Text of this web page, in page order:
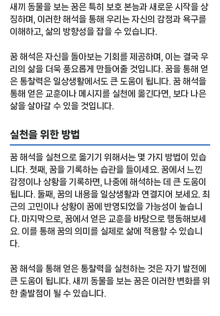
새끼 동물을 보는 꿈은 특히 보호 본능과 새로운 시작을 상
징하며, 이러한 해석을 통해 우리는 자신의 감정과 욕구를
이해하고, 삶의 방향성을 잡을 수 있습니다.
꿈 해석은 자신을 돌아보는 기회를 제공하며, 이는 결국 우
리의 삶을 더욱 풍요롭게 만들어줄 것입니다. 꿈을 통해 얻
은 통찰력은 일상생활에서도 큰 도움이 됩니다. 꿈 해석을
통해 얻은 교훈이나 메시지를 실천에 옮긴다면, 보다 나은
삶을 살아갈 수 있을 것입니다.
실천을 위한 방법
꿈 해석을 실천으로 옮기기 위해서는 몇 가지 방법이 있습
니다. 첫째, 꿈을 기록하는 습관을 들이세요. 꿈에서 느낀
감정이나 상황을 기록하면, 나중에 해석하는 데 큰 도움이
됩니다. 둘째, 꿈의 내용을 일상생활과 연결지어 보세요. 최
근의 고민이나 상황이 꿈에 반영되었을 가능성이 높습니
다. 마지막으로, 꿈에서 얻은 교훈을 바탕으로 행동해보세
요. 이를 통해 꿈의 의미를 실제로 삶에 적용할 수 있습니
다.
꿈 해석을 통해 얻은 통찰력을 실천하는 것은 자기 발전에
큰 도움이 됩니다. 새끼 동물을 보는 꿈은 이러한 변화를 위
한 출발점이 될 수 있습니다.